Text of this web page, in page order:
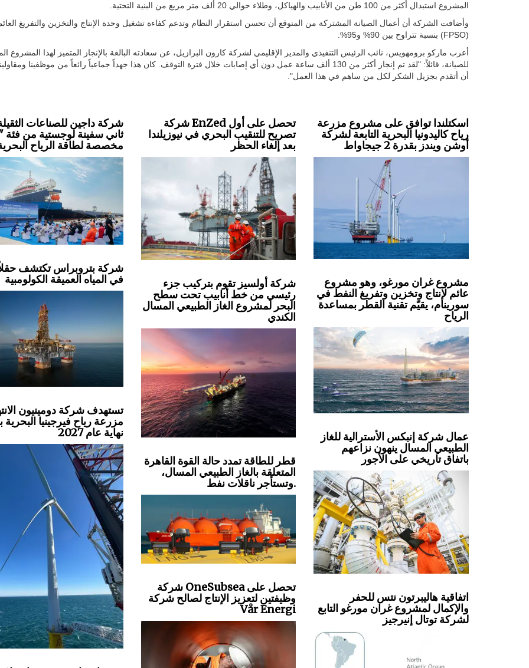
المشروع استبدال أكثر من 100 طن من الأنابيب والهياكل، وطلاء حوالي 20 ألف متر مربع من البنية التحتية.
وأضافت الشركة أن أعمال الصيانة المشتركة من المتوقع أن تحسن استقرار النظام وتدعم كفاءة تشغيل وحدة الإنتاج والتخزين والتفريغ
(FPSO) بنسبة تتراوح بين 90% و95%.
أعرب ماركو برومهويس، نائب الرئيس التنفيذي والمدير الإقليمي لشركة كارون البرازيل، عن سعادته البالغة بالإنجاز المتميز لهذا المشروع
للصيانة، قائلاً: "لقد تم إنجاز أكثر من 130 ألف ساعة عمل دون أي إصابات خلال فترة التوقف. كان هذا جهداً جماعياً رائعاً من موظفينا
أن أتقدم بجزيل الشكر لكل من ساهم في هذا العمل".
شركة داجين للصناعات
ثاني سفينة لوجستية من فئة
مخصصة لطاقة الرياح
شركة بتروبراس تكتشف حقلاً
في المياه العميقة الكولومبية
تستهدف شركة دومينيون
مزرعة رياح فيرجينيا
نهاية عام 2027
شركة EnZed تحصل على أول
تصريح للتنقيب البحري في نيوزيلندا
بعد إلغاء الحظر
شركة أولسيز تقوم بتركيب جزء
رئيسي من خط أنابيب تحت سطح
البحر لمشروع الغاز الطبيعي المسال
الكندي
قطر للطاقة تمدد حالة القوة القاهرة
المتعلقة بالغاز الطبيعي المسال،
وتستأجر ناقلات نفط.
شركة OneSubsea تحصل على
وظيفتين لتعزيز الإنتاج لصالح شركة
Vår Energi
اسكتلندا توافق على مشروع مزرعة
رياح كاليدونيا البحرية التابعة لشركة
أوشن ويندز بقدرة 2 جيجاواط
مشروع غران مورغو، وهو مشروع
عائم لإنتاج وتخزين وتفريغ النفط في
سورينام، يقيّم تقنية القطر بمساعدة
الرياح
عمال شركة إنبكس الأسترالية للغاز
الطبيعي المسال ينهون نزاعهم
باتفاق تاريخي على الأجور
اتفاقية هاليبرتون نتس للحفر
والإكمال لمشروع غران مورغو التابع
لشركة توتال إنيرجيز